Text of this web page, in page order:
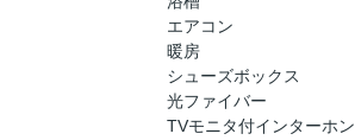
エアコン
暖房
シューズボックス
光ファイバー
TVモニタ付インターホン